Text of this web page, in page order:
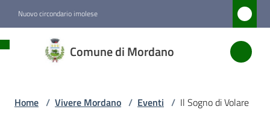
Nuovo circondario imolese
Comune di Mordano
di
Home / Vivere Mordano / Eventi / Il Sogno di Volare